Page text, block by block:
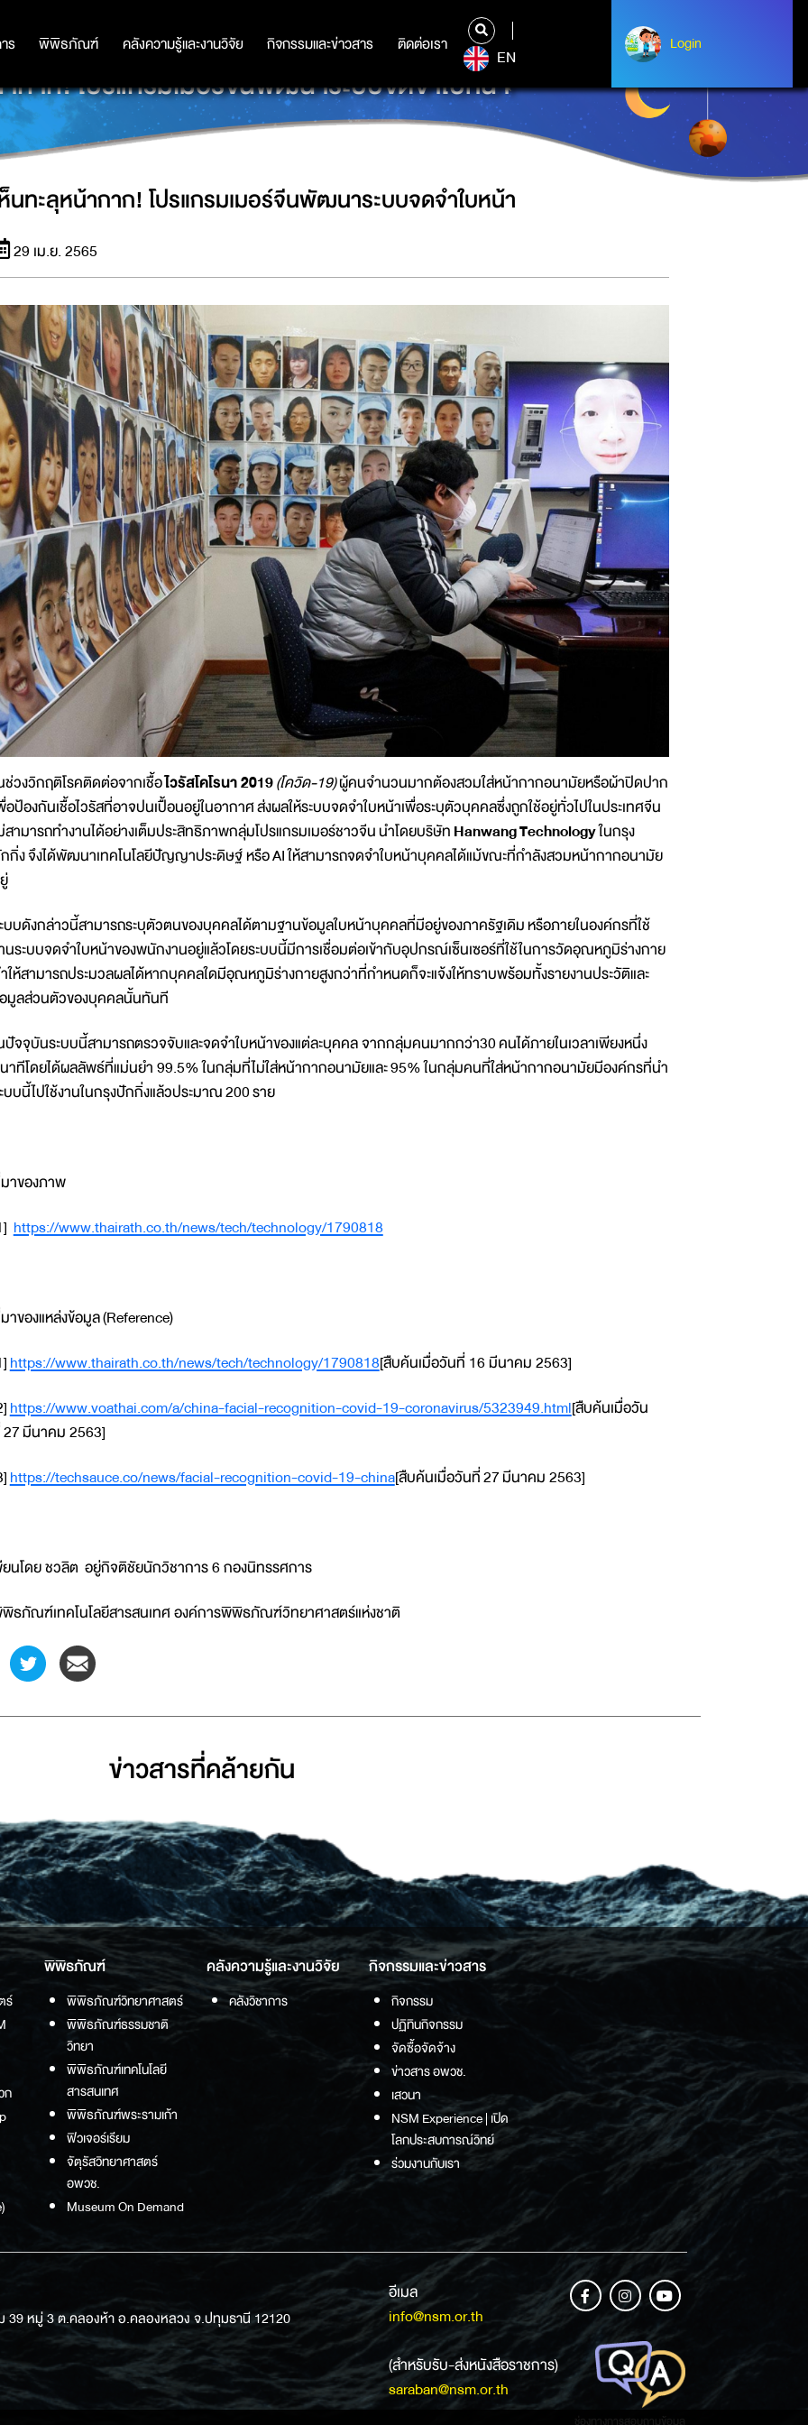
ร พิพิธภัณฑ์ คลังความรู้และงานวิจัย กิจกรรมและข่าวสาร ติดต่อเรา
ร พิพิธภัณฑ์ คลังความรู้และงานวิจัย กิจกรรมและข่าวสาร ติดต่อเรา
EN
Login
Login
กาก! โปรแกรมเมอร์จีนพัฒนาระบบจดจำใบหน้า
นทะลุหน้ากาก! โปรแกรมเมอร์จีนพัฒนาระบบจดจำใบหน้า
29 เม.ย. 2565
ช่วงวิกฤติโรคติดต่อจากเชื้อไวรัสโคโรนา 2019(โควิด-19)ผู้คนจำนวนมากต้องสวมใส่หน้ากากอนามัยหรือผ้าปิดปาก
อป้องกันเชื้อไวรัสที่อาจปนเปื้อนอยู่ในอากาศ ส่งผลให้ระบบจดจำใบหน้าเพื่อระบุตัวบุคคลซึ่งถูกใช้อยู่ทั่วไปในประเทศจีน
สามารถทำงานได้อย่างเต็มประสิทธิภาพกลุ่มโปรแกรมเมอร์ชาวจีน นำโดยบริษัทHanwangTechnologyในกรุง
กิ่ง จึงได้พัฒนาเทคโนโลยีปัญญาประดิษฐ์ หรือ AI ให้สามารถจดจำใบหน้าบุคคลได้แม้ขณะที่กำลังสวมหน้ากากอนามัย
บบดังกล่าวนี้สามารถระบุตัวตนของบุคคลได้ตามฐานข้อมูลใบหน้าบุคคลที่มีอยู่ของภาครัฐเดิม หรือภายในองค์กรที่ใช้
นระบบจดจำใบหน้าของพนักงานอยู่แล้วโดยระบบนี้มีการเชื่อมต่อเข้ากับอุปกรณ์เซ็นเซอร์ที่ใช้ในการวัดอุณหภูมิร่างกาย
ให้สามารถประมวลผลได้หากบุคคลใดมีอุณหภูมิร่างกายสูงกว่าที่กำหนดก็จะแจ้งให้ทราบพร้อมทั้งรายงานประวัติและ
มูลส่วนตัวของบุคคลนั้นทันที
ปัจจุบันระบบนี้สามารถตรวจจับและจดจำใบหน้าของแต่ละบุคคล จากกลุ่มคนมากกว่า30 คนได้ภายในเวลาเพียงหนึ่ง
าทีโดยได้ผลลัพธ์ที่แม่นยำ 99.5% ในกลุ่มที่ไม่ใส่หน้ากากอนามัยและ 95% ในกลุ่มคนที่ใส่หน้ากากอนามัยมีองค์กรที่นำ
บบนี้ไปใช้งานในกรุงปักกิ่งแล้วประมาณ 200 ราย
าของภาพ
https://www.thairath.co.th/news/tech/technology/1790818
าของแหล่งข้อมูล (Reference)
https://www.thairath.co.th/news/tech/technology/1790818[สืบค้นเมื่อวันที่ 16 มีนาคม 2563]
https://www.voathai.com/a/china-facial-recognition-covid-19-coronavirus/5323949.html[สืบค้นเมื่อวัน
27 มีนาคม 2563]
https://techsauce.co/news/facial-recognition-covid-19-china[สืบค้นเมื่อวันที่ 27 มีนาคม 2563]
ยนโดย ชวลิต อยู่กิจติชัยนักวิชาการ 6 กองนิทรรศการ
ธภัณฑ์เทคโนโลยีสารสนเทศ องค์การพิพิธภัณฑ์วิทยาศาสตร์แห่งชาติ
ข่าวสารที่่คล้ายกัน
ร์
ก
พิพิธภัณฑ์
พิพิธภัณฑ์วิทยาศาสตร์
พิพิธภัณฑ์ธรรมชาติ
วิทยา
พิพิธภัณฑ์เทคโนโลยี
สารสนเทศ
พิพิธภัณฑ์พระรามเก้า
ฟิวเจอร์เรียม
จัตุรัสวิทยาศาสตร์
อพวช.
Museum On Demand
คลังความรู้และงานวิจัย
คลังวิชาการ
กิจกรรมและข่าวสาร
กิจกรรม
ปฏิทินกิจกรรม
จัดซื้อจัดจ้าง
ข่าวสาร อพวช.
เสวนา
NSM Experience | เปิด
โลกประสบการณ์วิทย์
ร่วมงานกับเรา
39 หมู่ 3 ต.คลองห้า อ.คลองหลวง จ.ปทุมธานี 12120
อีเมล
info@nsm.or.th
(สำหรับรับ-ส่งหนังสือราชการ)
saraban@nsm.or.th
ช่องทางการสอบถามข้อมูล